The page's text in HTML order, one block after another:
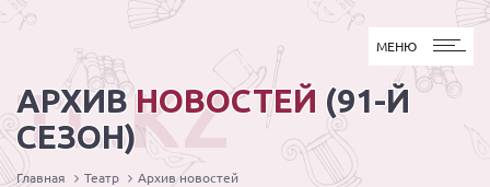
МЕНЮ
МЕНЮ
АРХИВ НОВОСТЕЙ (91-Й
СЕЗОН)
TL.KZ
Главная Театр Архив новостей